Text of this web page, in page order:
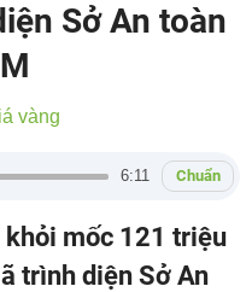
Sở An toàn
vàng
6:11 Chuẩn
khỏi mốc 121 triệu
trình diện Sở An